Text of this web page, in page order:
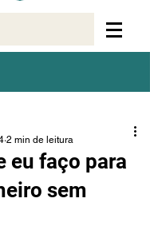
eu faço para
sem
2 min de leitura